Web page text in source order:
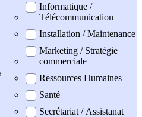
Informatique /
Télécommunication
Installation / Maintenance
Marketing / Stratégie
commerciale
Ressources Humaines
Santé
Secrétariat / Assistanat